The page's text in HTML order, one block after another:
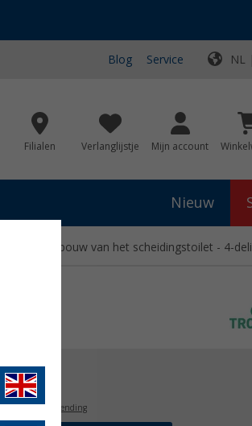
Blog Service NL
Filialen Verlanglijstje Mijn account
Nieuw
selfmade bouw van het scheidingstoilet - 4-
gratis verzending